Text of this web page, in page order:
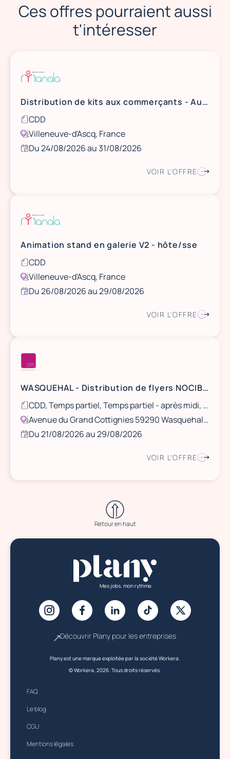
Ces offres pourraient aussi
t'intéresser
Distribution de kits aux commerçants - Aushopping V2
CDD
Villeneuve-d'Ascq, France
Du 24/08/2026 au 31/08/2026
VOIR L'OFFRE
Animation stand en galerie V2 - hôte/sse
CDD
Villeneuve-d'Ascq, France
Du 26/08/2026 au 29/08/2026
VOIR L'OFFRE
WASQUEHAL - Distribution de flyers NOCIBÉ - 21 et 22 août / 28 et 29 août
CDD, Temps partiel, Temps partiel - après midi, Ponctuel
Avenue du Grand Cottignies 59290 Wasquehal, France
Du 21/08/2026 au 29/08/2026
VOIR L'OFFRE
Retour en haut
Mes jobs, mon rythme
Découvrir Plany pour les entreprises
Plany est une marque exploitée par la société Workera.
© Workera, 2026. Tous droits réservés.
FAQ
Le blog
CGU
Mentions légales